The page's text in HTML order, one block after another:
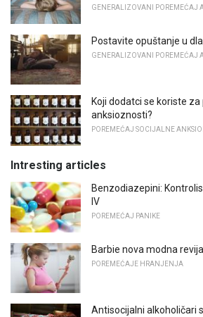
GENERALIZOVANI POREMEĆAJ
Postavite opuštanje u
GENERALIZOVANI POREMEĆAJ
Koji dodatci se koriste
anksioznosti?
POREMEĆAJ SOCIJALNE
Intresting articles
Benzodiazepini:
IV
POREMEĆAJ PANIKE
Barbie nova modna revija
POREMEĆAJE HRANJENJA
Antisocijalni alkoholičari